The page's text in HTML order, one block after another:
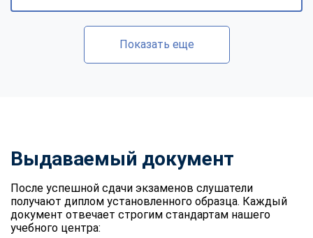
Показать еще
Выдаваемый документ
После успешной сдачи экзаменов слушатели
получают диплом установленного образца. Каждый
документ отвечает строгим стандартам нашего
учебного центра: